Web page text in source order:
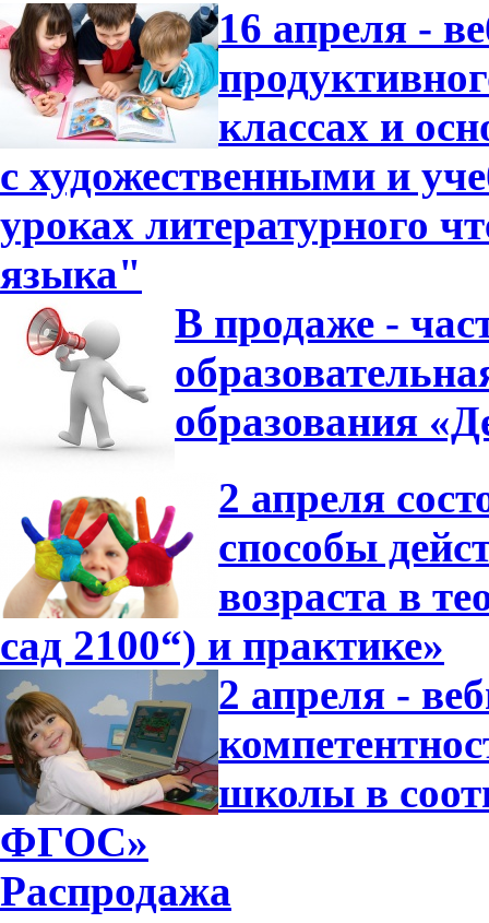
16 апреля -
классах и
с художественными и
уроках литературного
языка"
В продаже -
образования
2 апреля
способы
возраста в
сад 2100“) и практике»
2 апреля -
школы в
ФГОС»
Распродажа